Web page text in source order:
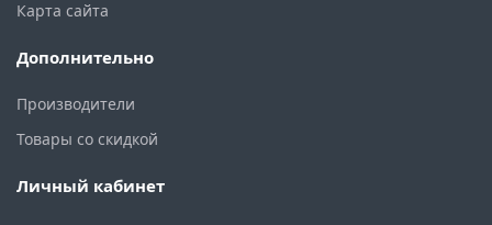
Карта сайта
Дополнительно
Производители
Товары со скидкой
Личный кабинет